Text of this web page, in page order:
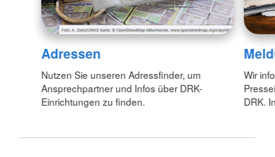
Adressen
Nutzen Sie unseren Adressfinder, um
Ansprechpartner und Infos über DRK-
Einrichtungen zu finden.
Wir
DRK.